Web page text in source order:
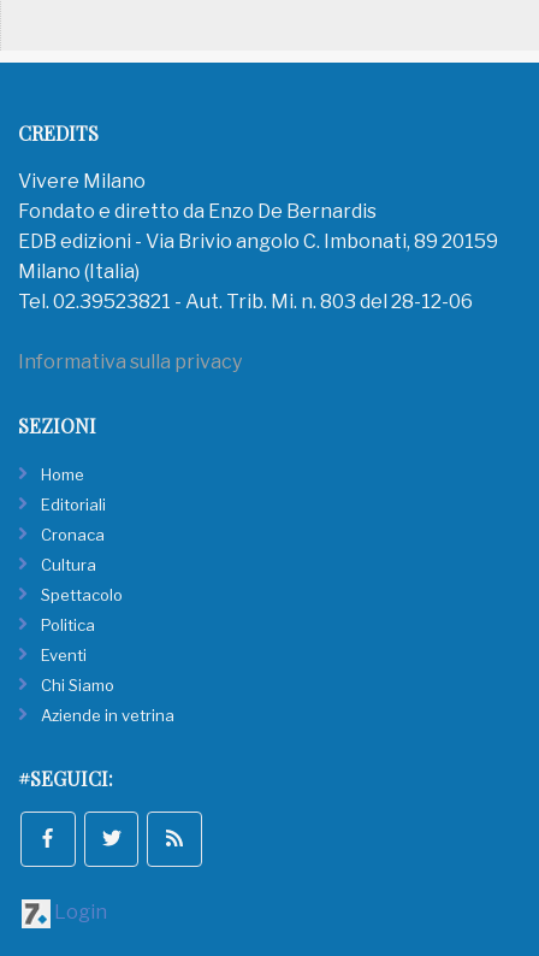
CREDITS
Vivere Milano
Fondato e diretto da Enzo De Bernardis
EDB edizioni - Via Brivio angolo C. Imbonati, 89 20159
Milano (Italia)
Tel. 02.39523821 - Aut. Trib. Mi. n. 803 del 28-12-06
Informativa sulla privacy
SEZIONI
Home
Editoriali
Cronaca
Cultura
Spettacolo
Politica
Eventi
Chi Siamo
Aziende in vetrina
#SEGUICI:
Login